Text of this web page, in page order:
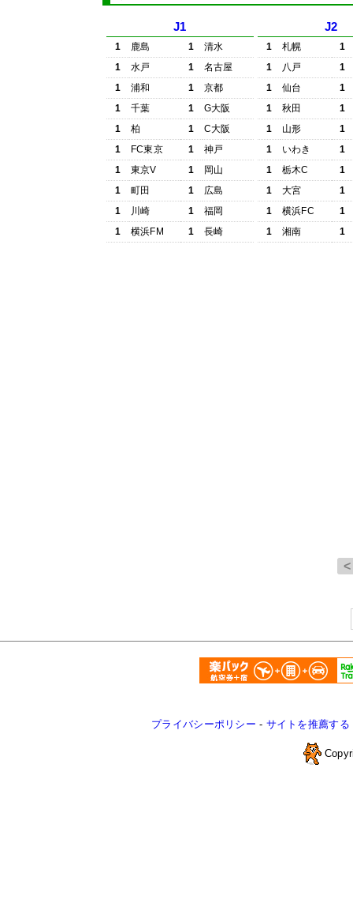
J1
1 鹿島 1
清水
1
水戸 1
名古屋
1
浦和 1
京都
1
千葉 1
G大阪
1
柏 1
C大阪
1
FC東京 1
神戸
1
東京V 1
岡山
1
町田 1
広島
1
川崎 1
福岡
1
横浜FM 1 長崎
J2
1 札幌
1
1
八戸
1
1
仙台
1
1
秋田
1
1
山形
1
1
いわき
1
1
栃木C
1
1
大宮
1
1
横浜FC
1
1
湘南 1
プライバシーポリシー - サイトを推薦する